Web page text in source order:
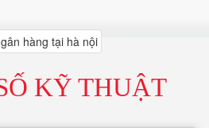
KỸ THUẬT